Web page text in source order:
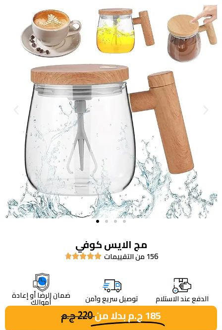
مج الايس كوفي
156 من التقييمات 




الدفع عند الاستلام توصيل سريع واَمن ضمان الرضا أو إعادة
أموالك
185ج.مبدلا من 220ج.م